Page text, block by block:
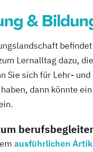
&
Lernalltag dazu,
Sie sich für Lehr-
dann könnte
ausführlichen